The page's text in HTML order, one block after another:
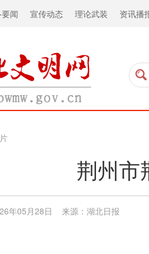
·要闻 宣传动态 理论武装 资讯播
荆州市
年05月28日 来源：​湖北日报